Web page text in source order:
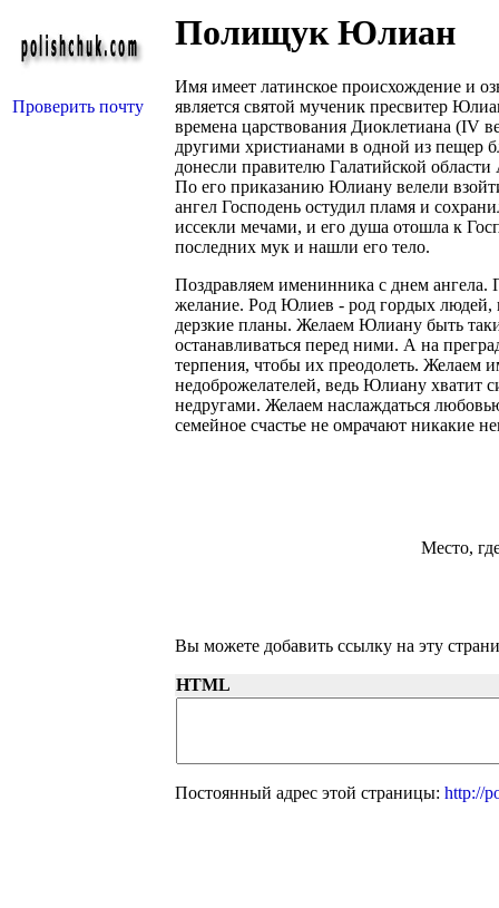
Проверить почту
Полищук Юлиан
Имя имеет латинское происхождение и
является святой мученик пресвитер
времена царствования Диоклетиана (IV
другими христианами в одной из пещер
донесли правителю Галатийской
По его приказанию Юлиану велели
ангел Господень остудил пламя и
иссекли мечами, и его душа отошла к
последних мук и нашли его тело.
Поздравляем именинника с днем ангела.
желание. Род Юлиев - род гордых людей,
дерзкие планы. Желаем Юлиану быть
останавливаться перед ними. А на
терпения, чтобы их преодолеть. Желаем
недоброжелателей, ведь Юлиану хватит
недругами. Желаем наслаждаться
семейное счастье не омрачают никакие
Место,
Вы можете добавить ссылку на эту
HTML
Постоянный адрес этой страницы: http://